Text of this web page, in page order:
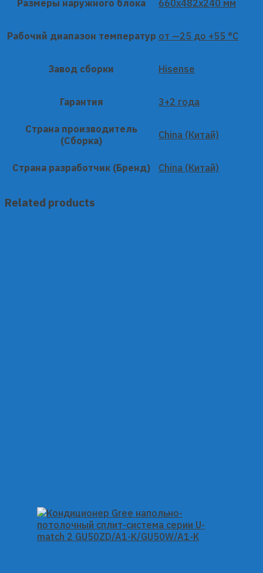
Размеры наружного блока 660x482x240 мм
Рабочий диапазон температур от —25 до +55 °C
Завод сборки Hisense
Гарантия 3+2 года
Страна производитель
(Сборка)
China (Китай)
Страна разработчик (Бренд) China (Китай)
Related products